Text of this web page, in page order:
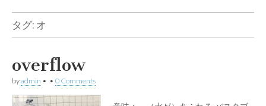
タグ: オ
overflow
byadmin • • 0 Comments